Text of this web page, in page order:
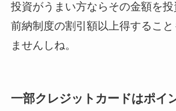
投資がうまい方ならその金額を
前納制度の割引額以上得するこ
ませんしね。
一部クレジットカードはポイ